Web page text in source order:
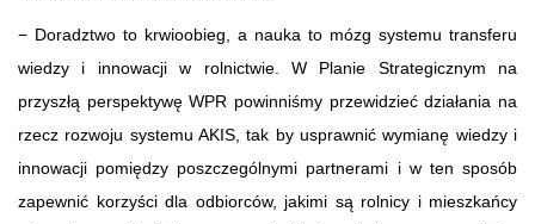
− Doradztwo to krwioobieg, a nauka to mózg systemu transferu
wiedzy i innowacji w rolnictwie. W Planie Strategicznym na
przyszłą perspektywę WPR powinniśmy przewidzieć działania na
rzecz rozwoju systemu AKIS, tak by usprawnić wymianę wiedzy i
innowacji pomiędzy poszczególnymi partnerami i w ten sposób
zapewnić korzyści dla odbiorców, jakimi są rolnicy i mieszkańcy